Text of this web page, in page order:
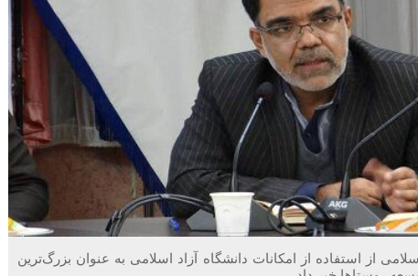
از استفاده از امکانات دانشگاه آزاد اسلامی به عنوان بزرگ‌ترین